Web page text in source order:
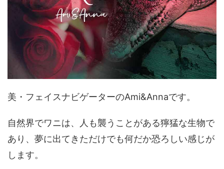
美・フェイスナビゲーターのAmi&Annaです。
自然界でワニは、人も襲うことがある獰猛な生物で
あり、夢に出てきただけでも何だか恐ろしい感じが
します。